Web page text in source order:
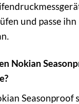
und passe ihn
Nokian
Seasonproof